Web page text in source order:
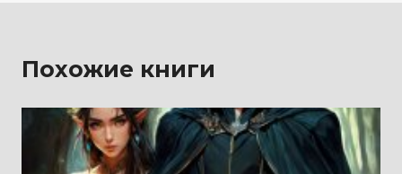
Похожие книги